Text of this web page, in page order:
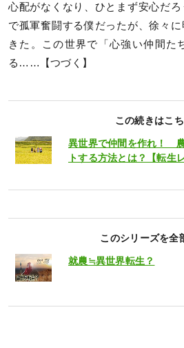
心配がなくなり、ひとまず安心だろ
で孤軍奮闘する僕だったが、徐々
きた。この世界で「心強い仲間た
る……【つづく】
この続きはこ
異世界で仲間を作れ！
トする方法とは？【転生
このシリーズを全
就農≒異世界転生？